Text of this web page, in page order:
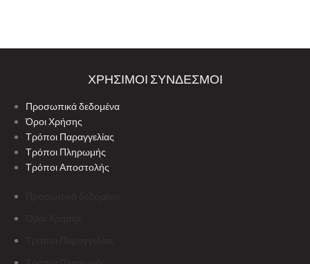
ΧΡΗΣΙΜΟΙ ΣΥΝΔΕΣΜΟΙ
Προσωπικά δεδομένα
Όροι Χρήσης
Τρόποι Παραγγελίας
Τρόποι Πληρωμής
Τρόποι Αποστολής